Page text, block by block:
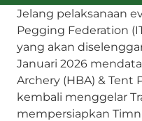
Jelang pelaksanaan
Pegging Federation
yang akan
Januari 2026
Archery (HBA) & Tent
kembali menggelar
mempersiapkan